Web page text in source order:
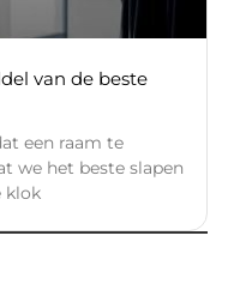
van de beste
een raam te
we het beste slapen
klok